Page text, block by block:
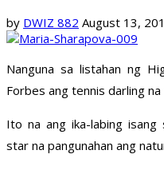
by DWIZ 882 August 13,
Nanguna sa listahan ng
Forbes ang tennis darling na
Ito na ang ika-labing
star na pangunahan ang